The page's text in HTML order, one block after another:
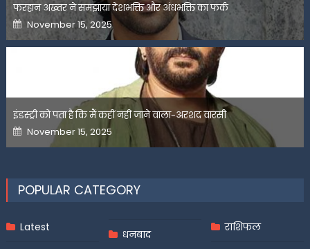
फरहान अख्तर ने समझाया देशभक्ति और अंधभक्ति का फर्क
Posted
on
November 15, 2025
इंडस्ट्री को पता है कि मैं कहीं नहीं जाने वाला-अरशद वारसी
Posted
on
November 15, 2025
POPULAR CATEGORY
Latest
धनबाद
राशिफल